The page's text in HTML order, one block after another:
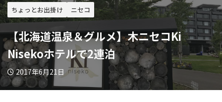
ちょっとお出掛け ニセコ
【北海道温泉＆グルメ】木ニセコKi
Nisekoホテルで2連泊
2017年6月21日